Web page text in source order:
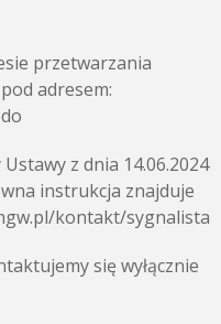
przetwarzania
adresem:
z dnia 14.06.2024
instrukcja znajduje
kontakt/sygnalista
się wyłącznie